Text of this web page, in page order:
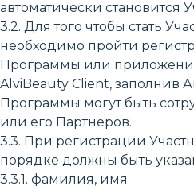
автоматически становится
3.2. Для того чтобы стать
необходимо пройти
Программы или
AlviBeauty Client, заполнив
Программы могут быть
или его Партнеров.
3.3. При регистрации
порядке должны быть
3.3.1. фамилия, имя